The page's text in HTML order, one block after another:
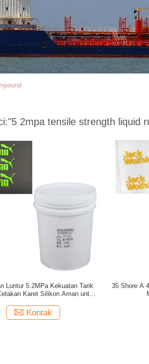
"5 2mpa tensile strength liquid
Luntur 5.2MPa Kekuatan Tarik
Karet Silikon Aman untuk
Kontak
35 Shore A